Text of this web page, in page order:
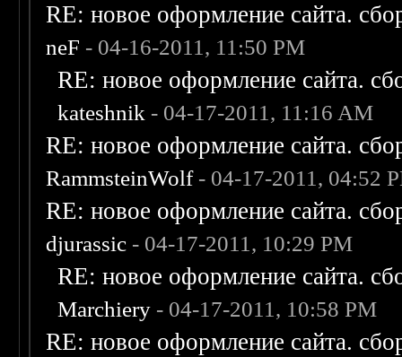
RE: новое оформление сайта.
neF - 04-16-2011, 11:50 PM
RE: новое оформление сайта.
kateshnik - 04-17-2011, 11:16 AM
RE: новое оформление сайта.
RammsteinWolf- 04-17-2011, 04:52
RE: новое оформление сайта.
djurassic - 04-17-2011, 10:29 PM
RE: новое оформление сайта.
Marchiery - 04-17-2011, 10:58 PM
RE: новое оформление сайта.